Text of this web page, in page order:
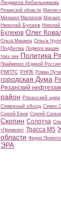
Людмила Кибальникова
Рязанской области
Михаил Малахов Михаил
Николай Булаев
Булеков Олег
Ольга Мишина Ольга
Подбелка Поджоги машин
трех рек Политика
Праймериз «Единой
РМПТС РНПК Роман
городская Дума
Рязанский
район Рязанский цирк
Северный обход Семен
Сергей Ежов Сергей
Скопин Солотча
«Премьер» Трасса М5
области Федор
ЭРА